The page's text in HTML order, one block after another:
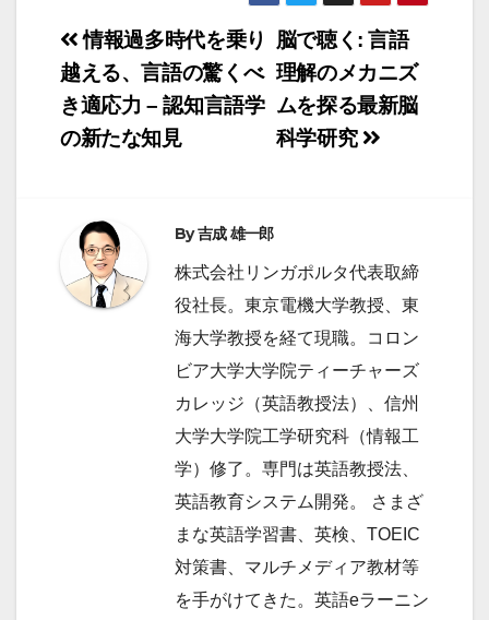
投
稿
ナ
ビ
ー
シ
ョ
脳で聴く: 言語
理解のメカニズ
ムを探る最新脳
科学研究
情報過多時代を乗り
越える、言語の驚くべ
き適応力 – 認知言語学
の新たな知見
By吉成 雄一郎
株式会社リンガポルタ代表取締
役社長。東京電機大学教授、東
海大学教授を経て現職。コロン
ビア大学大学院ティーチャーズ
カレッジ（英語教授法）、信州
大学大学院工学研究科（情報工
学）修了。専門は英語教授法、
英語教育システム開発。 さまざ
まな英語学習書、英検、TOEIC
対策書、マルチメディア教材等
を手がけてきた。英語eラーニン